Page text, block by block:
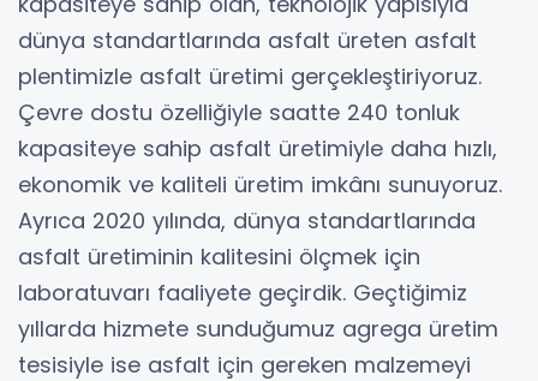
dünya standartlarında asfalt üreten asfalt
plentimizle asfalt üretimi gerçekleştiriyoruz.
Çevre dostu özelliğiyle saatte 240 tonluk
kapasiteye sahip asfalt üretimiyle daha hızlı,
ekonomik ve kaliteli üretim imkânı sunuyoruz.
Ayrıca 2020 yılında, dünya standartlarında
asfalt üretiminin kalitesini ölçmek için
laboratuvarı faaliyete geçirdik. Geçtiğimiz
yıllarda hizmete sunduğumuz agrega üretim
tesisiyle ise asfalt için gereken malzemeyi